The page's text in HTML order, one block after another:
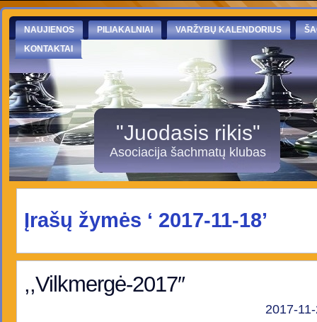
NAUJIENOS PILIAKALNIAI VARŽYBŲ KALENDORIUS
KONTAKTAI
"Juodasis rikis"
Asociacija šachmatų klubas
Įrašų žymės ‘ 2017-11-18’
,,Vilkmergė-2017″
2017-